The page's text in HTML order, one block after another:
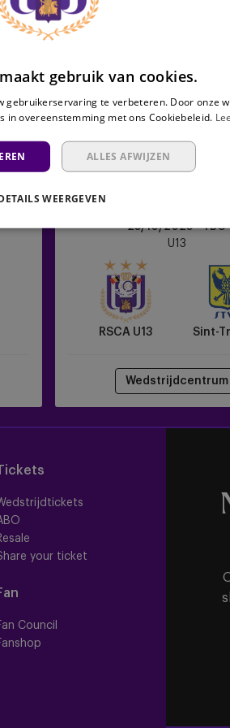
Truiden
25/10/2025 - TBC
U13
RSCA U13 Sint-
Wedstrijdcentrum
your ticket
Council
gebruik van cookies.
gebruikerservaring te verbeteren. Door onze
in overeenstemming met ons Cookiebeleid.
ALLES AFWIJZEN
WEERGEVEN